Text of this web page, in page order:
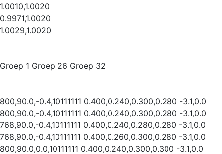
1.0010,1.0020
0.9971,1.0020
1.0029,1.0020
Groep 1 Groep 26 Groep 32
800,90.0,-0.4,10111111 0.400,0.240,0.300,0.280 -3.1,0.0
800,90.0,-0.4,10111111 0.400,0.240,0.300,0.280 -3.1,0.0
768,90.0,-0.4,10111111 0.400,0.240,0.280,0.280 -3.1,0.0
768,90.0,-0.4,10111111 0.400,0.260,0.300,0.280 -3.1,0.0
800,90.0,0.0,10111111 0.400,0.240,0.300,0.300 -3.1,0.0